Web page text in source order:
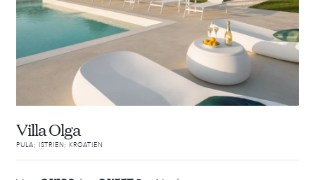
Villa Olga
PULA; ISTRIEN; KROATIEN